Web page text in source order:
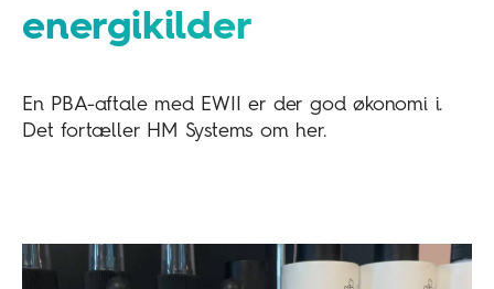
energikilder
En PBA-aftale med EWII er der god økonomi i.
Det fortæller HM Systems om her.